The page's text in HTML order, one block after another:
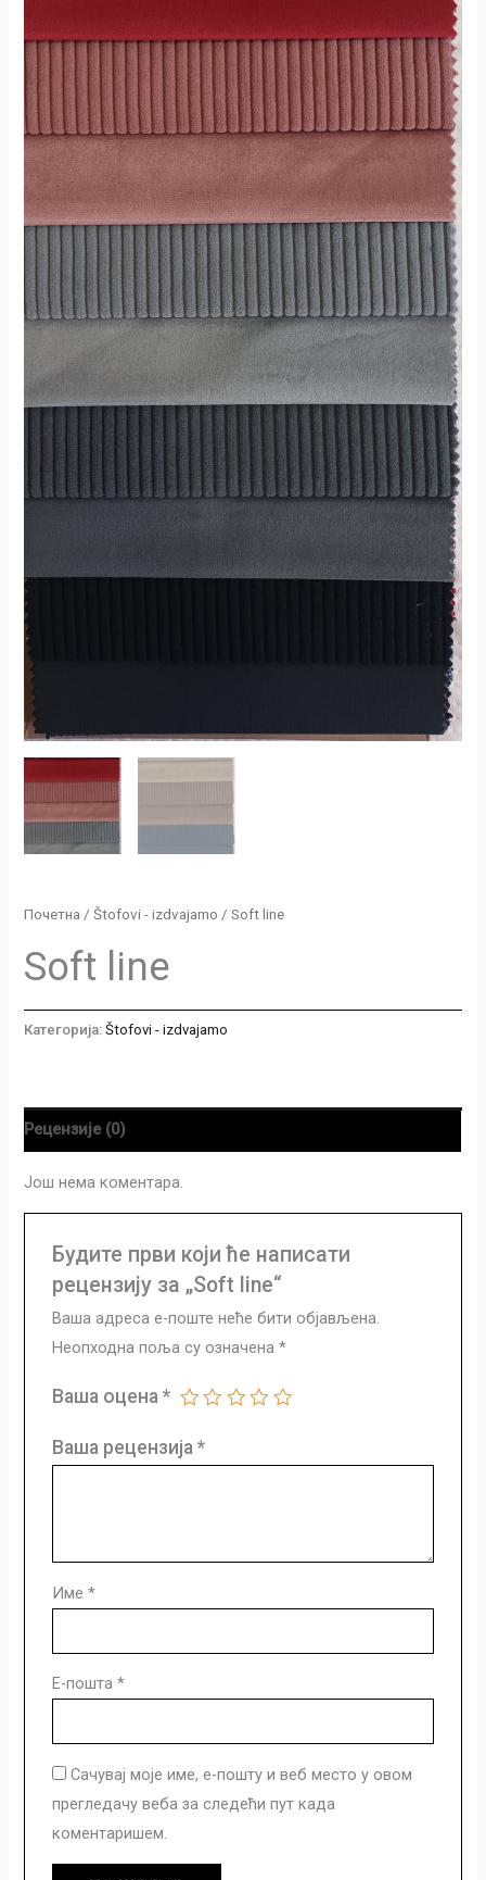
Почетна /Štofovi - izdvajamo / Soft line
Soft line
Категорија:Štofovi - izdvajamo
Рецензије (0)
Још нема коментара.
Будите први који ће написати
рецензију за „Soft line“
Ваша адреса е-поште неће бити објављена.
Неопходна поља су означена *
Ваша оцена *
Ваша рецензија *
Име *
Е-пошта *
Сачувај моје име, е-пошту и веб место у овом
прегледачу веба за следећи пут када
коментаришем.